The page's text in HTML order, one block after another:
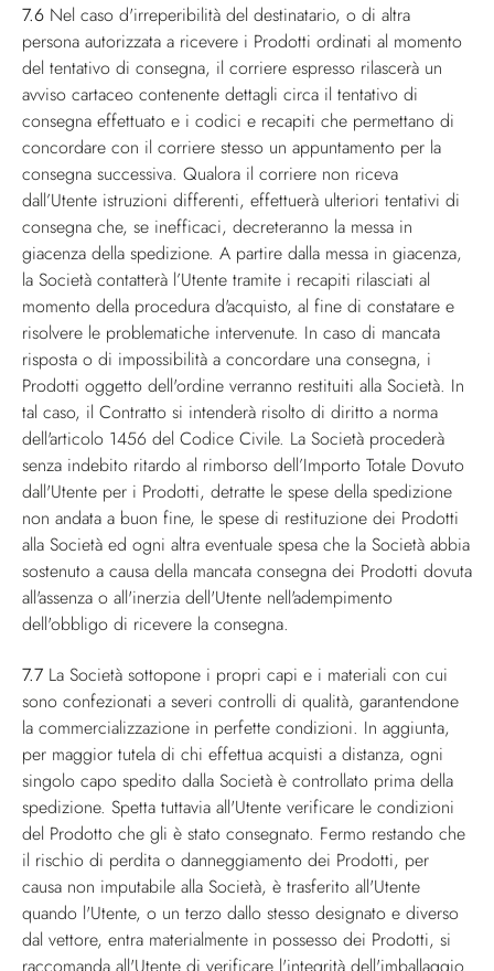
7.6 Nel caso d'irreperibilità del destinatario, o di altra
persona autorizzata a ricevere i Prodotti ordinati al momento
del tentativo di consegna, il corriere espresso rilascerà un
avviso cartaceo contenente dettagli circa il tentativo di
consegna effettuato e i codici e recapiti che permettano di
concordare con il corriere stesso un appuntamento per la
consegna successiva. Qualora il corriere non riceva
dall’Utente istruzioni differenti, effettuerà ulteriori tentativi di
consegna che, se inefficaci, decreteranno la messa in
giacenza della spedizione. A partire dalla messa in giacenza,
la Società contatterà l’Utente tramite i recapiti rilasciati al
momento della procedura d'acquisto, al fine di constatare e
risolvere le problematiche intervenute. In caso di mancata
risposta o di impossibilità a concordare una consegna, i
Prodotti oggetto dell'ordine verranno restituiti alla Società. In
tal caso, il Contratto si intenderà risolto di diritto a norma
dell'articolo 1456 del Codice Civile. La Società procederà
senza indebito ritardo al rimborso dell’Importo Totale Dovuto
dall'Utente per i Prodotti, detratte le spese della spedizione
non andata a buon fine, le spese di restituzione dei Prodotti
alla Società ed ogni altra eventuale spesa che la Società abbia
sostenuto a causa della mancata consegna dei Prodotti dovuta
all'assenza o all'inerzia dell'Utente nell'adempimento
dell'obbligo di ricevere la consegna.
7.7 La Società sottopone i propri capi e i materiali con cui
sono confezionati a severi controlli di qualità, garantendone
la commercializzazione in perfette condizioni. In aggiunta,
per maggior tutela di chi effettua acquisti a distanza, ogni
singolo capo spedito dalla Società è controllato prima della
spedizione. Spetta tuttavia all'Utente verificare le condizioni
del Prodotto che gli è stato consegnato. Fermo restando che
il rischio di perdita o danneggiamento dei Prodotti, per
causa non imputabile alla Società, è trasferito all'Utente
quando l'Utente, o un terzo dallo stesso designato e diverso
dal vettore, entra materialmente in possesso dei Prodotti, si